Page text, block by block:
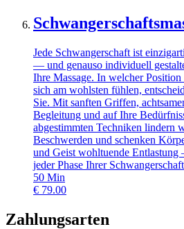
Jede Schwangerschaft ist
— und genauso individuell
Ihre Massage. In welcher Position
sich am wohlsten fühlen,
Sie. Mit sanften Griffen,
Begleitung und auf Ihre
abgestimmten Techniken lindern
Beschwerden und schenken
und Geist wohltuende
jeder Phase Ihrer
50 Min
€ 79.00
Zahlungsarten